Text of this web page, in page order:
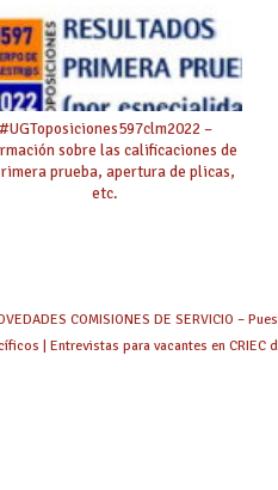
#UGToposiciones597clm2022 –
sobre las calificaciones de
prueba, apertura de plicas,
etc.
COMISIONES DE SERVICIO –
| Entrevistas para vacantes en CRIEC